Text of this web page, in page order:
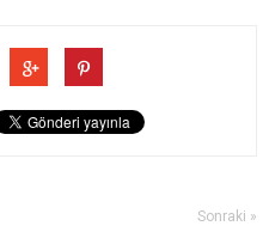
Sonraki »